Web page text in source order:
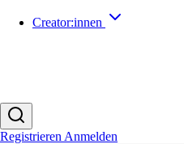
Creator:innen
Registrieren Anmelden